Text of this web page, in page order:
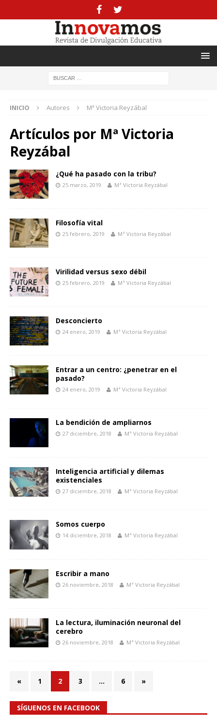
INICIO Autores Mª Victoria Reyzábal
Artículos por Mª Victoria
Reyzábal
¿Qué ha pasado con la tribu?
25 marzo, 2019 Mª Victoria Reyzábal
Filosofía vital
25 febrero, 2019 Mª Victoria Reyzábal
Virilidad versus sexo débil
25 febrero, 2019 Mª Victoria Reyzábal
Desconcierto
24 enero, 2019 Mª Victoria Reyzábal
Entrar a un centro: ¿penetrar en el
pasado?
24 enero, 2019 Mª Victoria Reyzábal
La bendición de ampliarnos
27 diciembre, 2018 Mª Victoria Reyzábal
Inteligencia artificial y dilemas
existenciales
27 diciembre, 2018 Mª Victoria Reyzábal
Somos cuerpo
14 diciembre, 2018 Mª Victoria Reyzábal
Escribir a mano
26 noviembre, 2018 Mª Victoria Reyzábal
La lectura, iluminación neuronal del
cerebro
26 noviembre, 2018 Mª Victoria Reyzábal
« 1 2 3 … 6 »
SÍGUENOS EN FACEBOOK